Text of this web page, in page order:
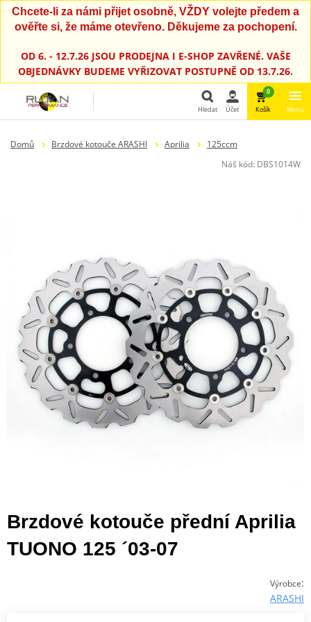
Chcete-li za námi přijet osobně, VŽDY volejte předem a
ověřte si, že máme otevřeno. Děkujeme za pochopení.
OD 6. - 12.7.26 JSOU PRODEJNA I E-SHOP ZAVŘENÉ. VAŠE
OBJEDNÁVKY BUDEME VYŘIZOVAT POSTUPNĚ OD 13.7.26.
Hledat Účet
0
Košík Menu
Domů Brzdové kotouče ARASHI Aprilia
125ccm
Náš kód: DBS1014W
Brzdové kotouče přední Aprilia
TUONO 125 ´03-07
Výrobce:
ARASHI